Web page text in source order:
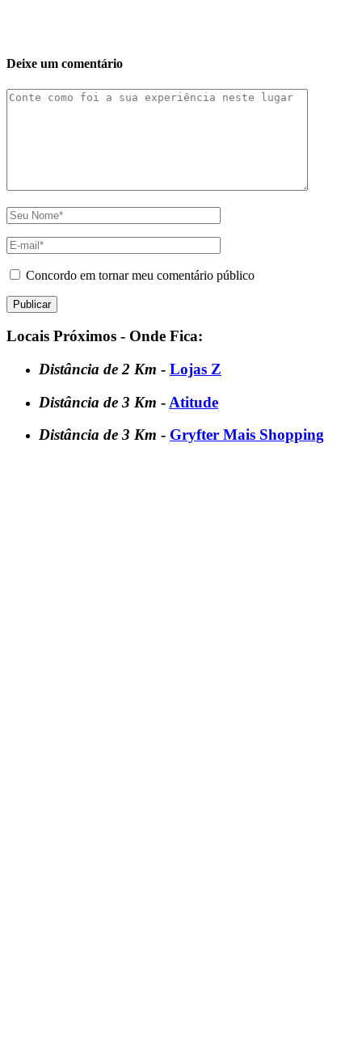
Deixe um comentário
Concordo em tornar meu comentário público
Locais Próximos - Onde Fica:
Distância de 2 Km - Lojas Z
Distância de 3 Km - Atitude
Distância de 3 Km - Gryfter Mais Shopping